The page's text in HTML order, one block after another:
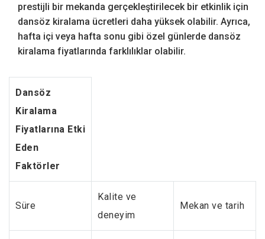
prestijli bir mekanda gerçekleştirilecek bir etkinlik için
dansöz kiralama ücretleri daha yüksek olabilir. Ayrıca,
hafta içi veya hafta sonu gibi özel günlerde dansöz
kiralama fiyatlarında farklılıklar olabilir.
Dansöz
Kiralama
Fiyatlarına Etki
Eden
Faktörler
Süre
Kalite ve
deneyim
Mekan ve tarih